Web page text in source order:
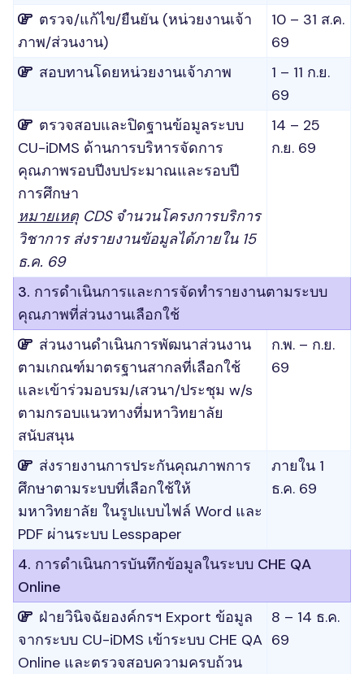
ตรวจ/แก้ไข/ยืนยัน (หน่วยงานเจ้า
ภาพ/ส่วนงาน)
10 – 31 ส.ค.
69
สอบทานโดยหน่วยงานเจ้าภาพ
1 – 11 ก.ย.
69
ตรวจสอบและปิดฐานข้อมูลระบบ
CU-iDMS ด้านการบริหารจัดการ
คุณภาพรอบปีงบประมาณและรอบปี
การศึกษา
หมายเหตุCDS จำนวนโครงการบริการ
วิชาการ ส่งรายงานข้อมูลได้ภายใน 15
ธ.ค. 69
14 – 25
ก.ย. 69
3. การดำเนินการและการจัดทำรายงานตามระบบ
คุณภาพที่ส่วนงานเลือกใช้
ส่วนงานดำเนินการพัฒนาส่วนงาน
ตามเกณฑ์มาตรฐานสากลที่เลือกใช้
และเข้าร่วมอบรม/เสวนา/ประชุม w/s
ตามกรอบแนวทางที่มหาวิทยาลัย
สนับสนุน
ก.พ. – ก.ย.
69
ส่งรายงานการประกันคุณภาพการ
ศึกษาตามระบบที่เลือกใช้ให้
มหาวิทยาลัย ในรูปแบบไฟล์ Word และ
PDF ผ่านระบบ Lesspaper
ภายใน 1
ธ.ค. 69
4. การดำเนินการบันทึกข้อมูลในระบบ CHE QA
Online
ฝ่ายวินิจฉัยองค์กรฯ Export ข้อมูล
จากระบบ CU-iDMS เข้าระบบ CHE QA
Online และตรวจสอบความครบถ้วน
8 – 14 ธ.ค.
69